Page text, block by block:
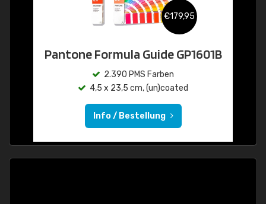
€179,95
Pantone Formula Guide GP1601B
2.390 PMS Farben
4,5 x 23,5 cm, (un)coated
Info / Bestellung